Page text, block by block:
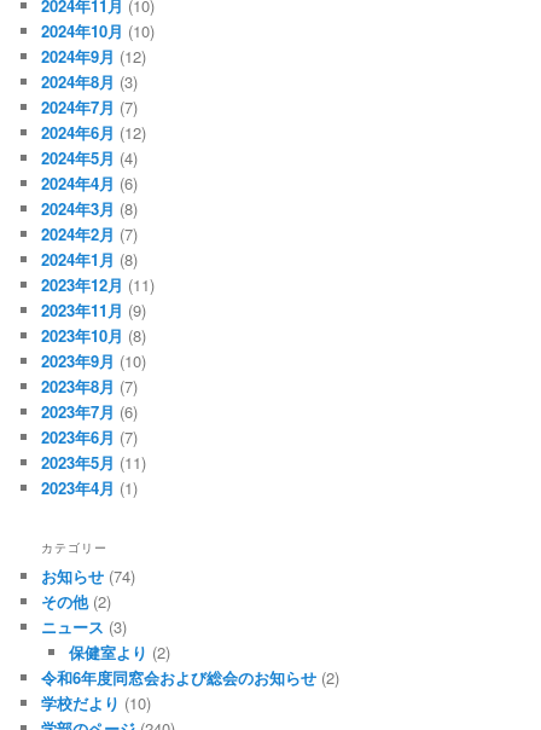
2024年11月 (10)
2024年10月 (10)
2024年9月 (12)
2024年8月 (3)
2024年7月 (7)
2024年6月 (12)
2024年5月 (4)
2024年4月 (6)
2024年3月 (8)
2024年2月 (7)
2024年1月 (8)
2023年12月 (11)
2023年11月 (9)
2023年10月 (8)
2023年9月 (10)
2023年8月 (7)
2023年7月 (6)
2023年6月 (7)
2023年5月 (11)
2023年4月 (1)
カテゴリー
お知らせ (74)
その他(2)
ニュース (3)
保健室より (2)
令和6年度同窓会および総会のお知らせ (2)
学校だより (10)